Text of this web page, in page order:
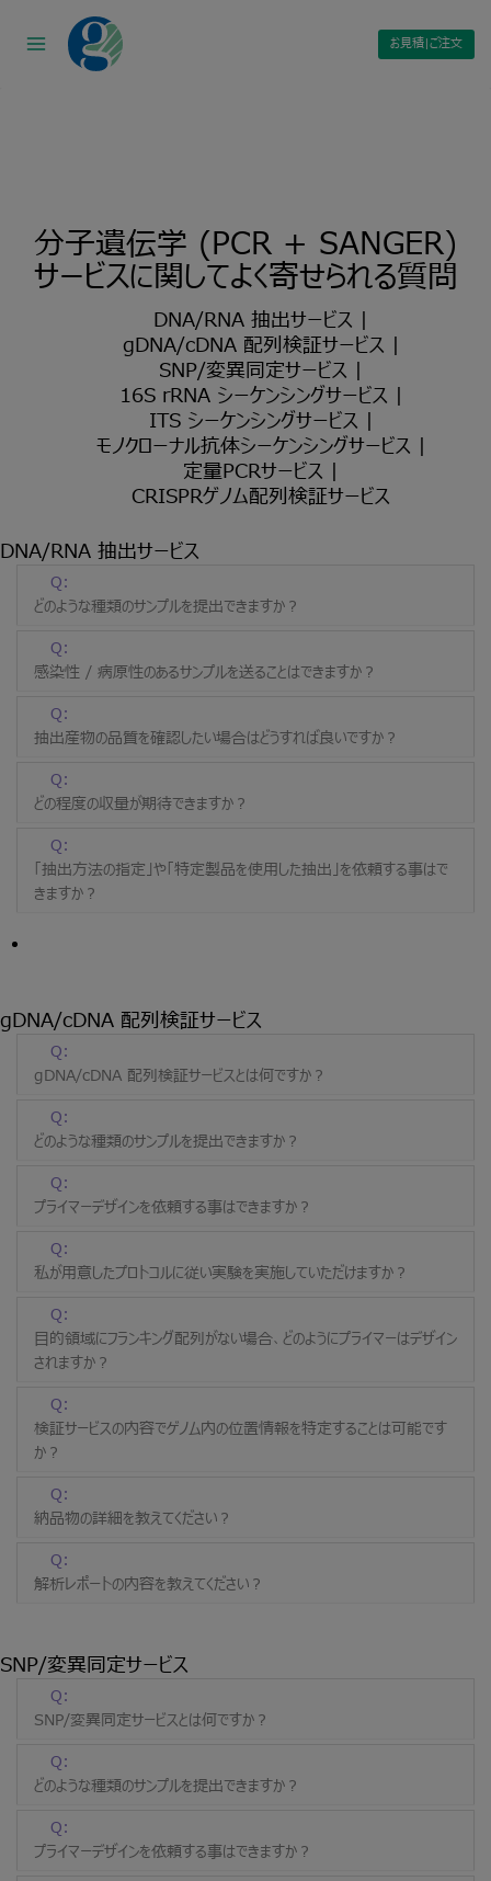
お見積|ご注文
分子遺伝学 (PCR + SANGER)
サービスに関してよく寄せられる質問
DNA/RNA 抽出サービス |
gDNA/cDNA 配列検証サービス |
SNP/変異同定サービス |
16S rRNA シーケンシングサービス |
ITS シーケンシングサービス |
モノクローナル抗体シーケンシングサービス |
定量PCRサービス |
CRISPRゲノム配列検証サービス
DNA/RNA 抽出サービス
Q:
どのような種類のサンプルを提出できますか？
Q:
感染性 / 病原性のあるサンプルを送ることはできますか？
Q:
抽出産物の品質を確認したい場合はどうすれば良いですか？
Q:
どの程度の収量が期待できますか？
Q:
「抽出方法の指定」や「特定製品を使用した抽出」を依頼する事はで
きますか？
gDNA/cDNA 配列検証サービス
Q:
gDNA/cDNA 配列検証サービスとは何ですか？
Q:
どのような種類のサンプルを提出できますか？
Q:
プライマーデザインを依頼する事はできますか？
Q:
私が用意したプロトコルに従い実験を実施していただけますか？
Q:
目的領域にフランキング配列がない場合、どのようにプライマーはデザイン
されますか？
Q:
検証サービスの内容でゲノム内の位置情報を特定することは可能です
か？
Q:
納品物の詳細を教えてください？
Q:
解析レポートの内容を教えてください？
SNP/変異同定サービス
Q:
SNP/変異同定サービスとは何ですか？
Q:
どのような種類のサンプルを提出できますか？
Q:
プライマーデザインを依頼する事はできますか？